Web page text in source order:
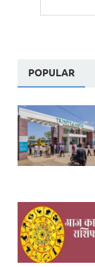
POPULAR